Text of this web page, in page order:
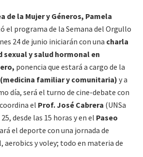
de la Mujer y Géneros, Pamela
el programa de la Semana del Orgullo
24 de junio iniciarán con una charla
sexual y salud hormonal en
ponencia que estará a cargo de la
familiar y comunitaria) y a
día, será el turno de cine-debate con
el Prof. José Cabrera (UNSa
desde las 15 horas y en el Paseo
el deporte con una jornada de
aerobics y voley; todo en materia de